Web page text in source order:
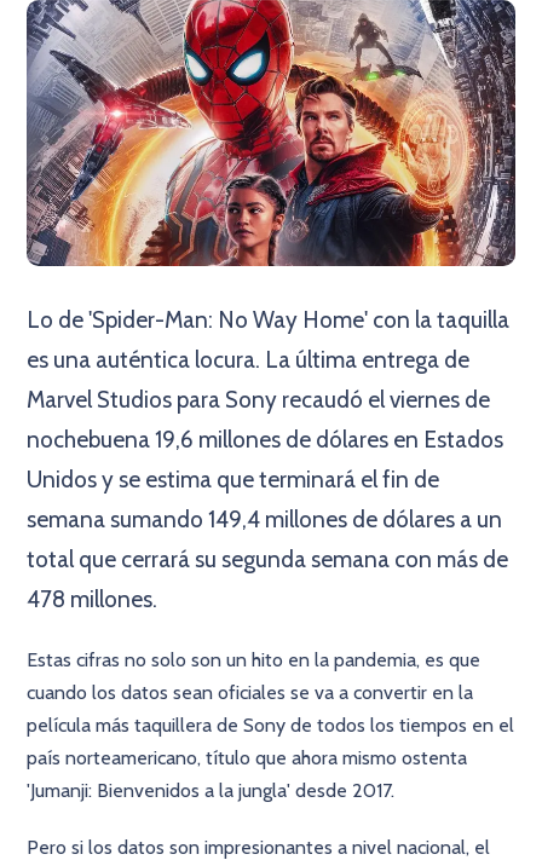
Lo de 'Spider-Man: No Way Home' con la taquilla
es una auténtica locura. La última entrega de
Marvel Studios para Sony recaudó el viernes de
nochebuena 19,6 millones de dólares en Estados
Unidos y se estima que terminará el fin de
semana sumando 149,4 millones de dólares a un
total que cerrará su segunda semana con más de
478 millones.
Estas cifras no solo son un hito en la pandemia, es que
cuando los datos sean oficiales se va a convertir en la
película más taquillera de Sony de todos los tiempos en el
país norteamericano, título que ahora mismo ostenta
'Jumanji: Bienvenidos a la jungla' desde 2017.
Pero si los datos son impresionantes a nivel nacional, el